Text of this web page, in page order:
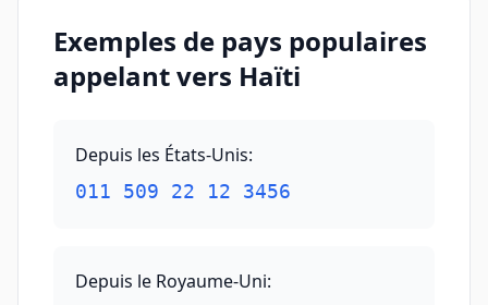
Exemples de pays populaires
appelant vers Haïti
Depuis les États-Unis:
011 509 22 12 3456
Depuis le Royaume-Uni: